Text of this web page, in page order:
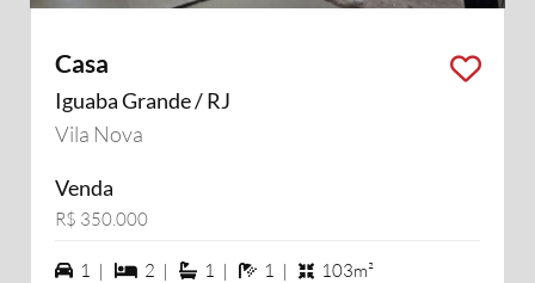
Casa
Iguaba Grande / RJ
Vila Nova
Venda
R$ 350.000
1 vagas na garagem
1 | 2 dormiórios
2 | 1 suítes
1 | 1 banheiros
1 | 103m²